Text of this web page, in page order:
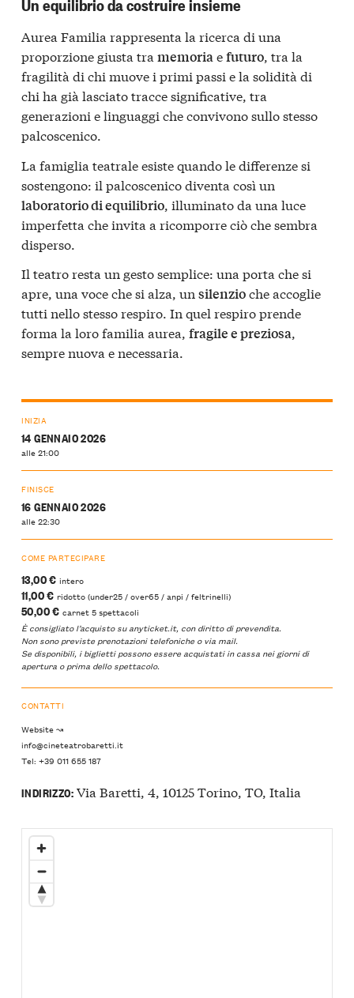
Un equilibrio da costruire insieme
Aurea Familia rappresenta la ricerca di una
proporzione giusta tra memoriaefuturo, tra la
fragilità di chi muove i primi passi e la solidità di
chi ha già lasciato tracce significative, tra
generazioni e linguaggi che convivono sullo stesso
palcoscenico.
La famiglia teatrale esiste quando le differenze si
sostengono: il palcoscenico diventa così un
laboratorio di equilibrio, illuminato da una luce
imperfetta che invita a ricomporre ciò che sembra
disperso.
Il teatro resta un gesto semplice: una porta che si
apre, una voce che si alza, un silenzioche accoglie
tutti nello stesso respiro. In quel respiro prende
forma la loro familia aurea, fragile e preziosa,
sempre nuova e necessaria.
INIZIA
14 GENNAIO 2026
alle 21:00
FINISCE
16 GENNAIO 2026
alle 22:30
COME PARTECIPARE
13,00 € intero
11,00 € ridotto (under25 / over65 / anpi / feltrinelli)
50,00 € carnet 5 spettacoli
È consigliato l’acquisto suanyticket.it, con diritto di prevendita.
Non sono previste prenotazioni telefoniche o via mail.
Se disponibili, i biglietti possono essere acquistati in cassa nei giorni di
apertura o prima dello spettacolo.
CONTATTI
Website ↝
info@cineteatrobaretti.it
Tel: +39 011 655 187
INDIRIZZO:Via Baretti, 4, 10125 Torino, TO, Italia